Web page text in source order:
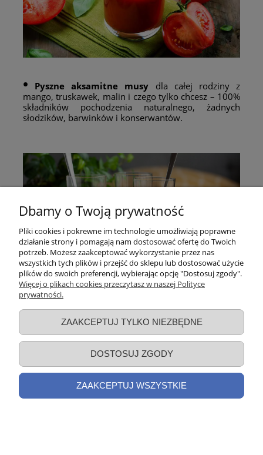
• Pyszne aksamitne musy dla całej rodziny z
mango, truskawek, malin i czego tylko chcesz – 100%
składników pochodzenia naturalnego, żadnych
słodzików, barwinków i konserwantów.
• Doskonałe domowe sorbety– zdrowa
alternatywa dla słodkiej zimnej przyjemności – 100%
składników pochodzenia naturalnego, żadnych
słodzików, barwinków i konserwantów.
Dbamy o Twoją prywatność
Pliki cookies i pokrewne im technologie umożliwiają poprawne
działanie strony i pomagają nam dostosować ofertę do Twoich
potrzeb. Możesz zaakceptować wykorzystanie przez nas
wszystkich tych plików i przejść do sklepu lub dostosować użycie
plików do swoich preferencji, wybierając opcję "Dostosuj zgody".
Więcej o plikach cookies przeczytasz w naszej Polityce
prywatności.
ZAAKCEPTUJ TYLKO NIEZBĘDNE
DOSTOSUJ ZGODY
ZAAKCEPTUJ WSZYSTKIE